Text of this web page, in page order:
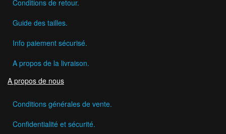
Conditions de retour.
Guide des tailles.
Info paiement sécurisé.
A propos de la livraison.
A propos de nous
Conditions générales de vente.
Confidentialité et sécurité.